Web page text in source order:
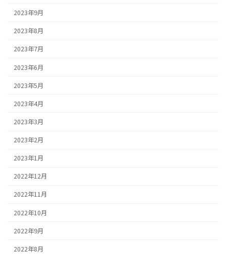
2023年9月
2023年8月
2023年7月
2023年6月
2023年5月
2023年4月
2023年3月
2023年2月
2023年1月
2022年12月
2022年11月
2022年10月
2022年9月
2022年8月